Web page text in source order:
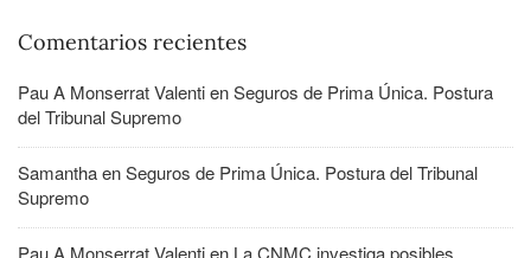
Comentarios recientes
Pau A Monserrat ValentienSeguros de Prima Única. Postura
del Tribunal Supremo
SamanthaenSeguros de Prima Única. Postura del Tribunal
Supremo
Pau A Monserrat Valentien La CNMC investiga posibles